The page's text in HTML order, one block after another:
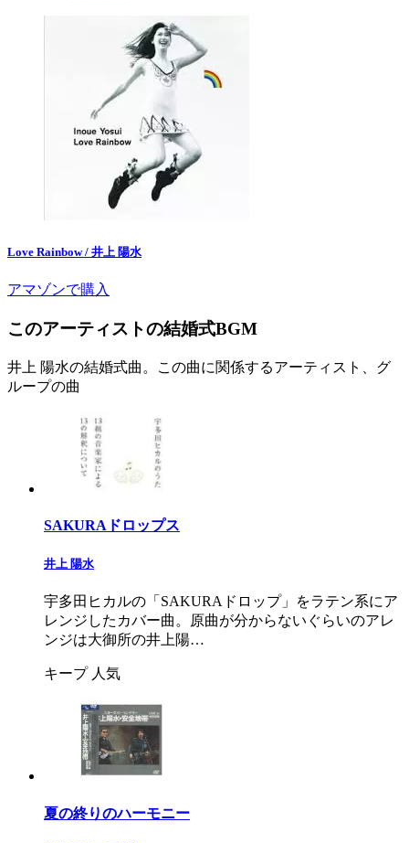
Love Rainbow / 井上 陽水
アマゾンで購入
このアーティストの結婚式BGM
井上 陽水の結婚式曲。この曲に関係するアーティスト、グ
ループの曲
SAKURAドロップス
井上 陽水
宇多田ヒカルの「SAKURAドロップ」をラテン系にア
レンジしたカバー曲。原曲が分からないぐらいのアレ
ンジは大御所の井上陽…
キープ 人気
夏の終りのハーモニー